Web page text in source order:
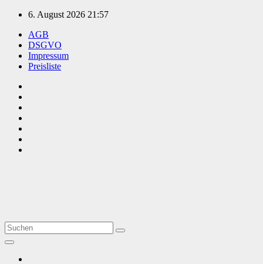
Zum
springen
6. August 2026 21:57
AGB
DSGVO
Impressum
Preisliste